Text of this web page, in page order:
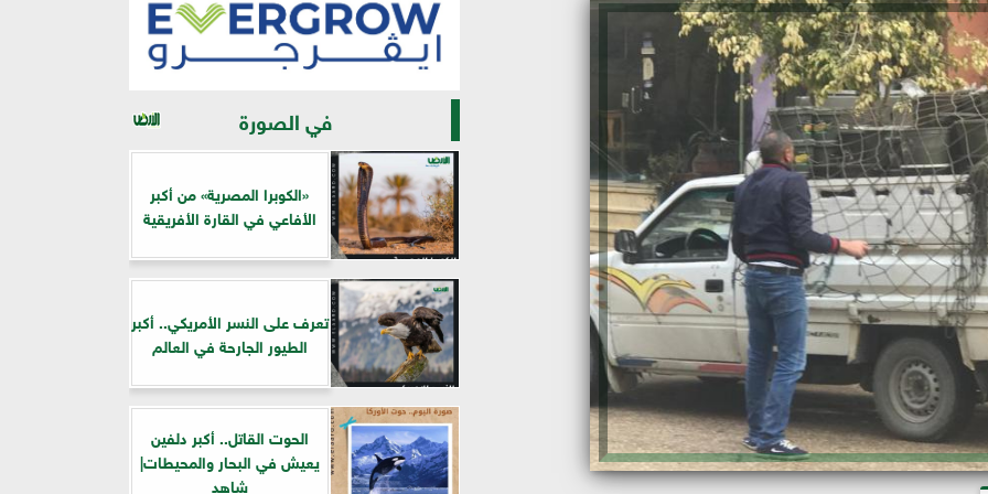
في الصورة
«الكوبرا المصرية» من أكبر
الأفاعي في القارة الأفريقية
تعرف على النسر الأمريكي.. أكبر
الطيور الجارحة في العالم
الحوت القاتل.. أكبر دلفين
يعيش في البحار والمحيطات|
شاهد